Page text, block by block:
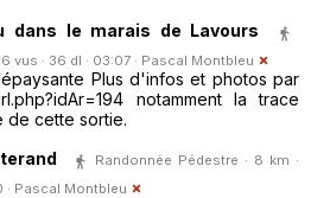
dans le marais de Lavours
vus · 36 dl · 03:07 · Pascal Montbleu
Plus d'infos et photos par
notamment la trace
de cette sortie.
Randonnée Pédestre · 8 km ·
Pascal Montbleu